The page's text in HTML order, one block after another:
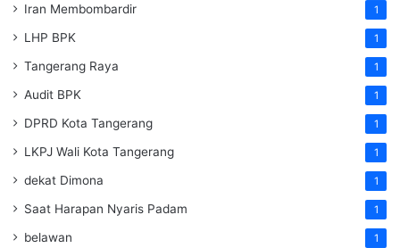
Iran Membombardir 1
LHP BPK 1
Tangerang Raya 1
Audit BPK 1
DPRD Kota Tangerang 1
LKPJ Wali Kota Tangerang 1
dekat Dimona 1
Saat Harapan Nyaris Padam 1
belawan 1